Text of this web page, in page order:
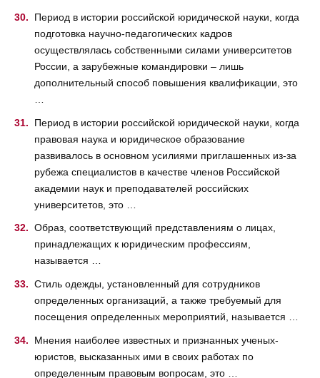
Период в истории российской юридической науки, когда
подготовка научно-педагогических кадров
осуществлялась собственными силами университетов
России, а зарубежные командировки – лишь
дополнительный способ повышения квалификации, это
Период в истории российской юридической науки, когда
правовая наука и юридическое образование
развивалось в основном усилиями приглашенных из-за
рубежа специалистов в качестве членов Российской
академии наук и преподавателей российских
университетов, это …
Образ, соответствующий представлениям о лицах,
принадлежащих к юридическим профессиям,
называется …
Стиль одежды, установленный для сотрудников
определенных организаций, а также требуемый для
посещения определенных мероприятий, называется …
Мнения наиболее известных и признанных ученых-
юристов, высказанных ими в своих работах по
определенным правовым вопросам, это …